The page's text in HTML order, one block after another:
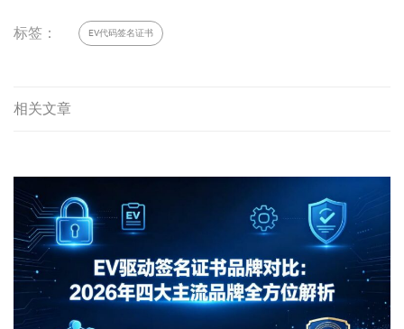
标签： EV代码签名证书
相关文章